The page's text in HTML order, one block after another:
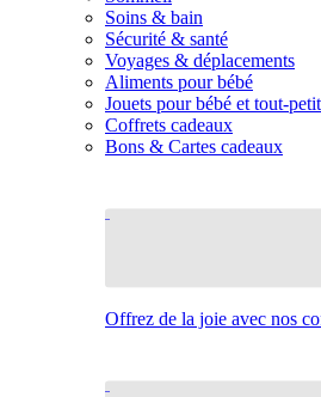
Soins & bain
Sécurité & santé
Voyages & déplacements
Aliments pour bébé
Jouets pour bébé et tout-
Coffrets cadeaux
Bons & Cartes cadeaux
Offrez de la joie avec nos